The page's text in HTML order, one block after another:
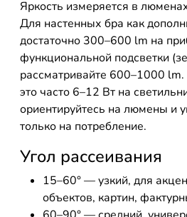
Яркость измеряется в
Для настенных бра как
достаточно 300–600 lm на
функциональной подсветки
рассматривайте 600–1000 lm.
это часто 6–12 Вт на
ориентируйтесь на люмены и
только на потребление.
Угол рассеивания
15–60° — узкий, для
объектов, картин,